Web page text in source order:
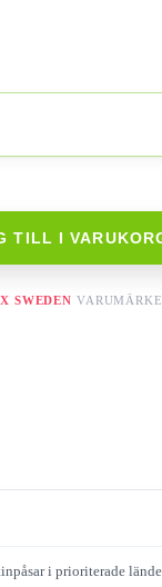
TILL I
SWEDEN
i prioriterade